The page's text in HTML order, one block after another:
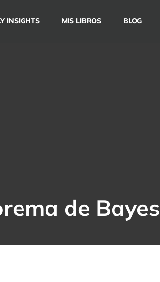
INSIGHTS MIS LIBROS BLOG
de Bayes